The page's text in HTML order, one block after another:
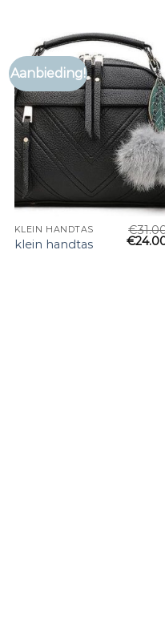
Aanbieding!
KLEIN HANDTAS
klein handtas
€
€